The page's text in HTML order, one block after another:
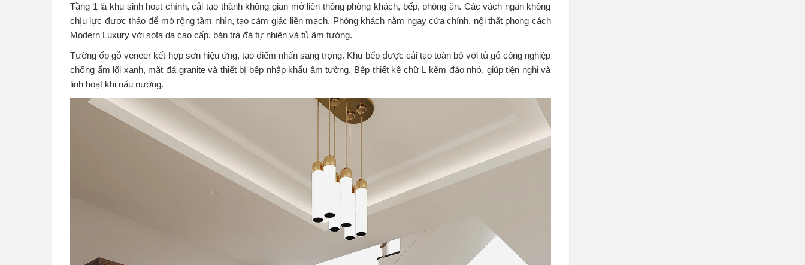
Tầng 1 là khu sinh hoạt chính, cải tạo thành không gian mở liên thông phòng khách, bếp, phòng ăn. Các vách ngăn không
chịu lực được tháo để mở rộng tầm nhìn, tạo cảm giác liền mạch. Phòng khách nằm ngay cửa chính, nội thất phong cách
Modern Luxury với sofa da cao cấp, bàn trà đá tự nhiên và tủ âm tường.
Tường ốp gỗ veneer kết hợp sơn hiệu ứng, tạo điểm nhấn sang trọng. Khu bếp được cải tạo toàn bộ với tủ gỗ công nghiệp
chống ẩm lõi xanh, mặt đá granite và thiết bị bếp nhập khẩu âm tường. Bếp thiết kế chữ L kèm đảo nhỏ, giúp tiện nghi và
linh hoạt khi nấu nướng.